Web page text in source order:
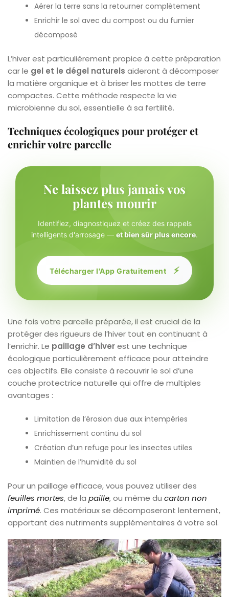
Aérer la terre sans la retourner complètement
Enrichir le sol avec du compost ou du fumier
décomposé
L’hiver est particulièrement propice à cette préparation
car le gel et le dégel naturels aideront à décomposer
la matière organique et à briser les mottes de terre
compactes. Cette méthode respecte la vie
microbienne du sol, essentielle à sa fertilité.
Techniques écologiques pour protéger et
enrichir votre parcelle
Ne laissez plus jamais vos
plantes mourir
Identifiez, diagnostiquez et créez des rappels
intelligents d'arrosage — et bien sûr plus encore.
Télécharger l'App Gratuitement ⚡
Une fois votre parcelle préparée, il est crucial de la
protéger des rigueurs de l’hiver tout en continuant à
l’enrichir. Le paillage d’hiverest une technique
écologique particulièrement efficace pour atteindre
ces objectifs. Elle consiste à recouvrir le sol d’une
couche protectrice naturelle qui offre de multiples
avantages :
Limitation de l’érosion due aux intempéries
Enrichissement continu du sol
Création d’un refuge pour les insectes utiles
Maintien de l’humidité du sol
Pour un paillage efficace, vous pouvez utiliser des
feuilles mortes, de la paille, ou même du carton non
imprimé. Ces matériaux se décomposeront lentement,
apportant des nutriments supplémentaires à votre sol.